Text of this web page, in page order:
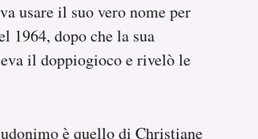
usare il suo vero nome per
1964, dopo che la sua
il doppiogioco e rivelò le
è quello di Christiane